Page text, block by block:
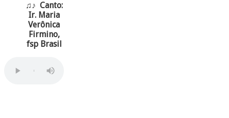
♫♪ Canto:
Ir. Maria
Verônica
Firmino,
fsp Brasil